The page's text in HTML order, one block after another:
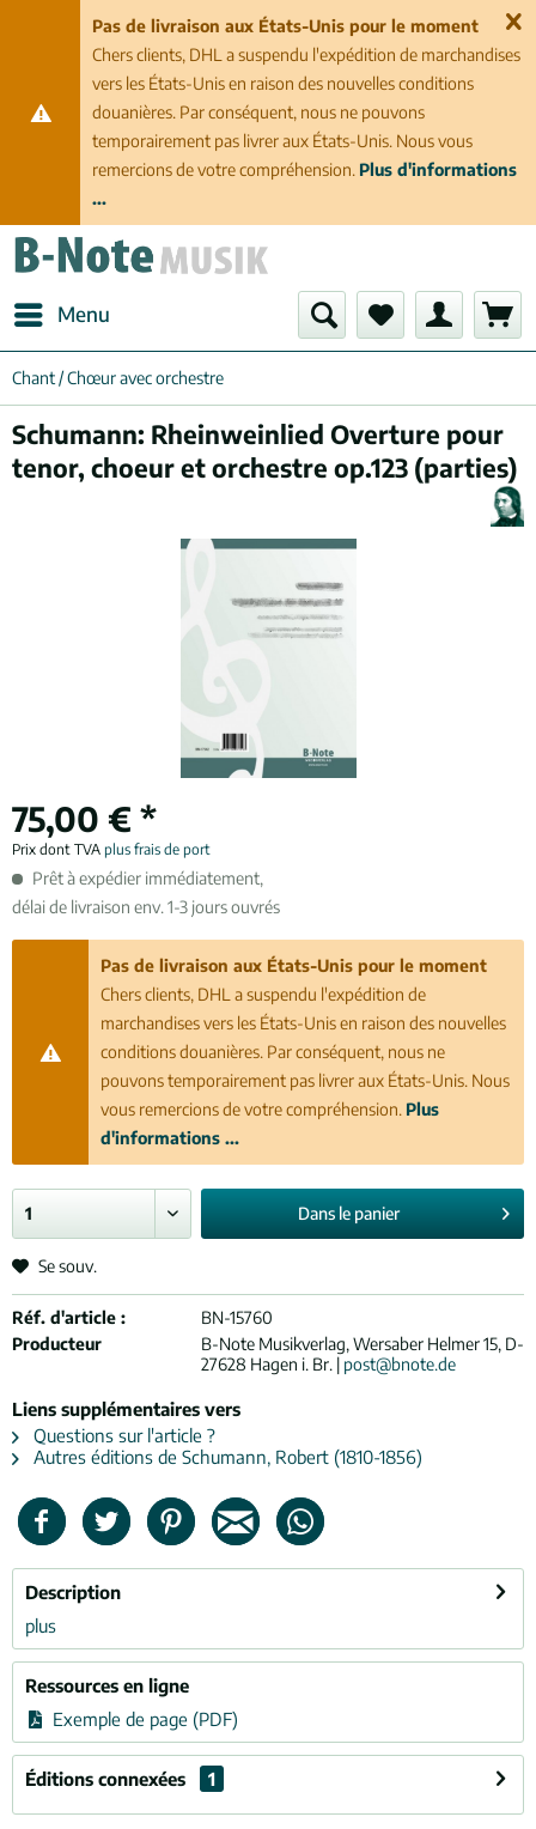
Pas de livraison aux États-Unis pour le moment
Chers clients, DHL a suspendu l'expédition de marchandises
vers les États-Unis en raison des nouvelles conditions
douanières. Par conséquent, nous ne pouvons
temporairement pas livrer aux États-Unis. Nous vous
remercions de votre compréhension. Plus d'informations
...
Menu
Chant / Chœur avec orchestre
Schumann: Rheinweinlied Overture pour
tenor, choeur et orchestre op.123 (parties)
75,00 € *
Prix dont TVA plus frais de port
Prêt à expédier immédiatement,
délai de livraison env. 1-3 jours ouvrés
Pas de livraison aux États-Unis pour le moment
Chers clients, DHL a suspendu l'expédition de
marchandises vers les États-Unis en raison des nouvelles
conditions douanières. Par conséquent, nous ne
pouvons temporairement pas livrer aux États-Unis. Nous
vous remercions de votre compréhension. Plus
d'informations ...
Dans le panier
Se souv.
Réf. d'article :
BN-15760
Producteur
B-Note Musikverlag, Wersaber Helmer 15, D-
27628 Hagen i. Br. | post@bnote.de
Liens supplémentaires vers
Questions sur l'article ?
Autres éditions de Schumann, Robert (1810-1856)
Description
plus
Ressources en ligne
Exemple de page (PDF)
Éditions connexées 1